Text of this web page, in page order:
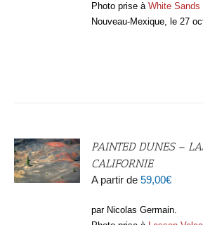
Photo prise àWhite Sands
Nouveau-Mexique, le 27
PAINTED DUNES –
CALIFORNIE
A partir de59,00€
par Nicolas Germain.